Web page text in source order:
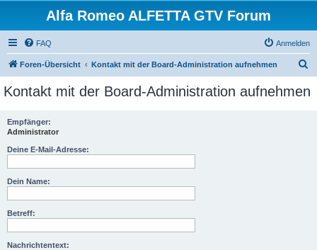
Alfa Romeo ALFETTA GTV Forum
FAQ Anmelden
Foren-Übersicht Kontakt mit der Board-Administration aufnehmen
c
Kontakt mit der Board-Administration aufnehmen
Empfänger:
Administrator
Deine E-Mail-Adresse:
Dein Name:
Betreff:
Nachrichtentext: